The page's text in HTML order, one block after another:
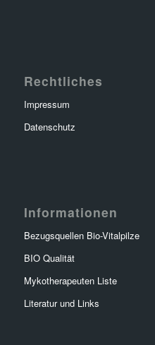
Rechtliches
Impressum
Datenschutz
Informationen
Bezugsquellen Bio-Vitalpilze
BIO Qualität
Mykotherapeuten Liste
Literatur und Links